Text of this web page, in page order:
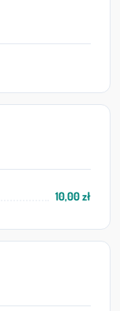
10,00 zł